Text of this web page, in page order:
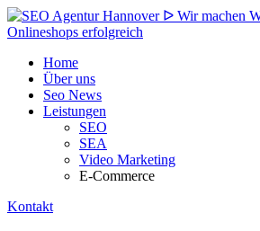
Home
Über uns
Seo News
Leistungen
SEO
SEA
Video Marketing
E-Commerce
Kontakt